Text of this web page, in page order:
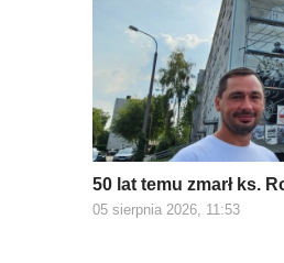
50 lat temu zmarł ks.
05 sierpnia 2026, 11:53